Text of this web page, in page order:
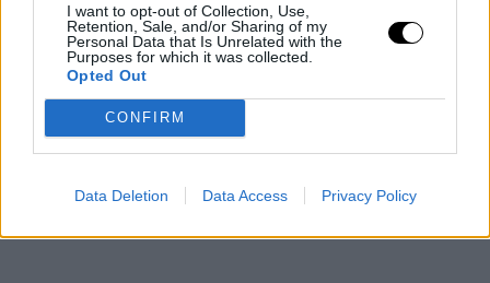
I want to opt-out of Collection, Use,
Retention, Sale, and/or Sharing of my
Personal Data that Is Unrelated with the
Purposes for which it was collected.
Opted Out
CONFIRM
Data Deletion Data Access Privacy Policy